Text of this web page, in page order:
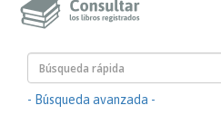
- Búsqueda avanzada -